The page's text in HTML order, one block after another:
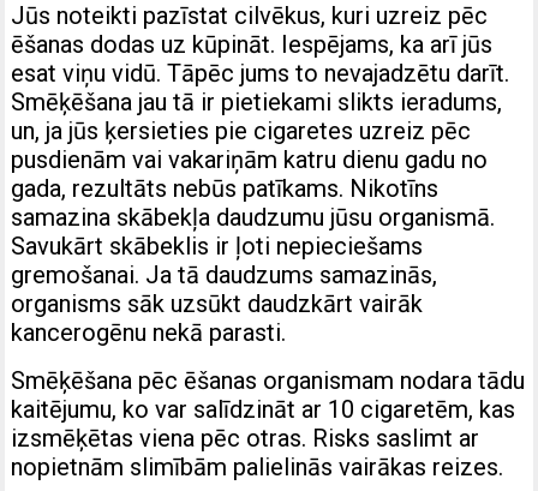
Jūs noteikti pazīstat cilvēkus, kuri uzreiz pēc
ēšanas dodas uz kūpināt. Iespējams, ka arī jūs
esat viņu vidū. Tāpēc jums to nevajadzētu darīt.
Smēķēšana jau tā ir pietiekami slikts ieradums,
un, ja jūs ķersieties pie cigaretes uzreiz pēc
pusdienām vai vakariņām katru dienu gadu no
gada, rezultāts nebūs patīkams. Nikotīns
samazina skābekļa daudzumu jūsu organismā.
Savukārt skābeklis ir ļoti nepieciešams
gremošanai. Ja tā daudzums samazinās,
organisms sāk uzsūkt daudzkārt vairāk
kancerogēnu nekā parasti.
Smēķēšana pēc ēšanas organismam nodara tādu
kaitējumu, ko var salīdzināt ar 10 cigaretēm, kas
izsmēķētas viena pēc otras. Risks saslimt ar
nopietnām slimībām palielinās vairākas reizes.